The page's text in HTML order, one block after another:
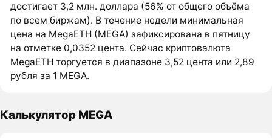
достигает 3,2 млн. доллара (56% от общего объёма
по всем биржам). В течение недели минимальная
цена на MegaETH (MEGA) зафиксирована в пятницу
на отметке 0,0352 цента. Сейчас криптовалюта
MegaETH торгуется в диапазоне 3,52 цента или 2,89
рубля за 1 MEGA.
Калькулятор MEGA